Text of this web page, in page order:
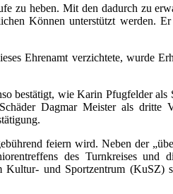
zu heben. Mit den dadurch zu
Können unterstützt werden.
Ehrenamt verzichtete, wurde
bestätigt, wie Karin Pfugfelder
Dagmar Meister als dritte
feiern wird. Neben der
des Turnkreises und
Kultur- und Sportzentrum (KuSZ)